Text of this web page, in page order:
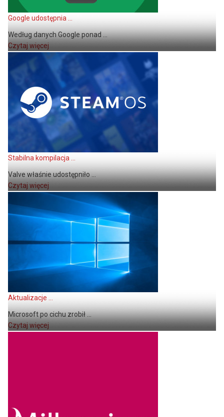
Google udostępnia ...
Według danych Google ponad ...
Czytaj więcej
Stabilna kompilacja ...
Valve właśnie udostępniło ...
Czytaj więcej
Aktualizacje ...
Microsoft po cichu zrobił ...
Czytaj więcej